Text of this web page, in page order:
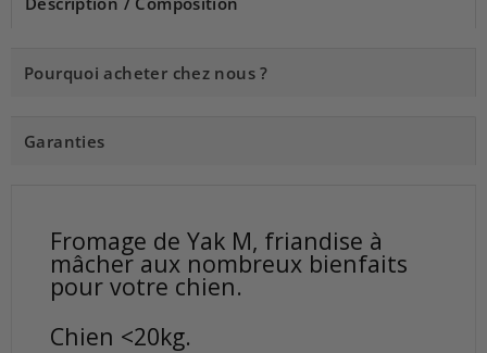
Pourquoi acheter chez nous ?
Garanties
Fromage de Yak M, friandise à
mâcher aux nombreux bienfaits
pour votre chien.
Chien <20kg.